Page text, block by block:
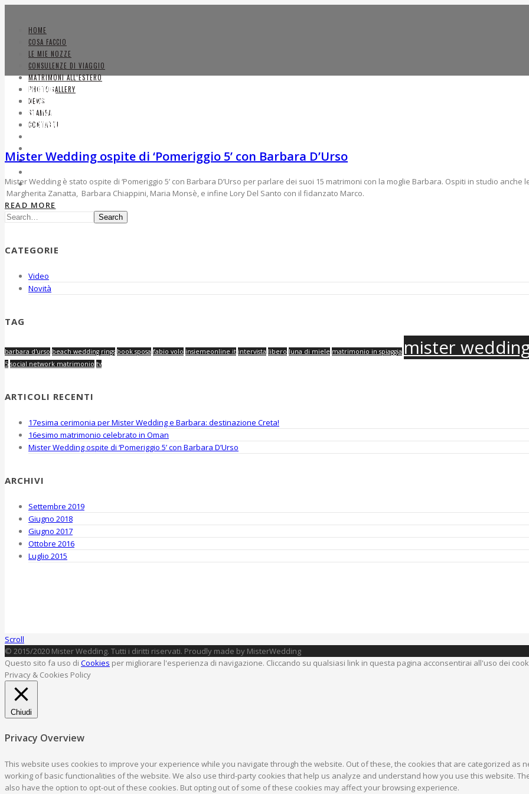
HOME
COSA FACCIO
LE MIE NOZZE
CONSULENZE DI VIAGGIO
MATRIMONI ALL’ESTERO
PHOTOGALLERY
NEWS
STAMPA
CONTATTI
HOME
COSA FACCIO
LE MIE NOZZE
CONSULENZE DI VIAGGIO
NEWS
CONTATTI
Mister Wedding ospite di ‘Pomeriggio 5’ con Barbara D’Urso
Mister Wedding è stato ospite di ‘Pomeriggio 5’ con Barbara D’Urso per parlare dei suoi 15 matrimoni con la moglie Barbara. Ospiti in studio
Margherita Zanatta, Barbara Chiappini, Maria Monsè, e infine Lory Del Santo con il fidanzato Marco.
READ MORE
Search
CATEGORIE
Video
Novità
TAG
barbara d'urso beach wedding rings book sposa fabio volo insiemeonline.it intervista libero luna di miele matrimonio in spiaggia mister
5 social network matrimonio tv
ARTICOLI RECENTI
17esima cerimonia per Mister Wedding e Barbara: destinazione Creta!
16esimo matrimonio celebrato in Oman
Mister Wedding ospite di ‘Pomeriggio 5’ con Barbara D’Urso
ARCHIVI
Settembre 2019
Giugno 2018
Giugno 2017
Ottobre 2016
Luglio 2015
Scroll
© 2015/2020 Mister Wedding. Tutti i diritti riservati. Proudly made by MisterWedding
Questo sito fa uso di Cookies per migliorare l'esperienza di navigazione. Cliccando su qualsiasi link in questa pagina acconsentirai all'uso dei
Privacy & Cookies Policy
Chiudi
Privacy Overview
This website uses cookies to improve your experience while you navigate through the website. Out of these, the cookies that are categorized
working of basic functionalities of the website. We also use third-party cookies that help us analyze and understand how you use this website.
also have the option to opt-out of these cookies. But opting out of some of these cookies may affect your browsing experience.